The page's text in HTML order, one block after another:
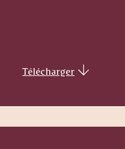
Télécharger